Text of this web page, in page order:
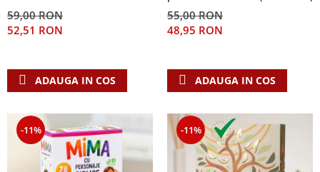
59,00 RON
52,51 RON
ADAUGA IN COS
55,00 RON
48,95 RON
ADAUGA IN COS
-11% -11%